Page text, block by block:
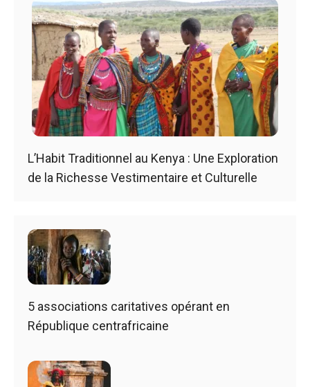
L’Habit Traditionnel au Kenya : Une Exploration
de la Richesse Vestimentaire et Culturelle
5 associations caritatives opérant en
République centrafricaine